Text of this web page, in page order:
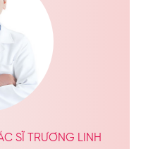
SĨ TRƯƠNG LINH